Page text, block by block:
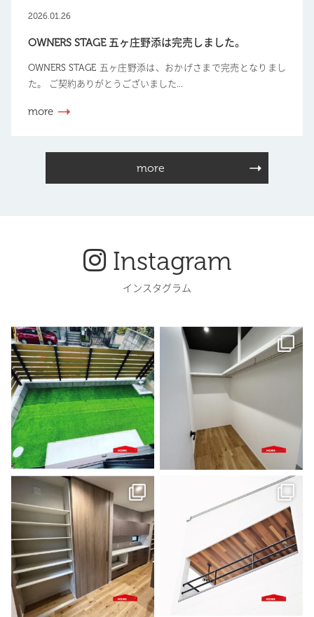
2026.01.26
OWNERS STAGE 五ヶ庄野添は完売しました。
OWNERS STAGE 五ヶ庄野添は、おかげさまで完売となりまし
た。 ご契約ありがとうございました...
more
more
Instagram
インスタグラム